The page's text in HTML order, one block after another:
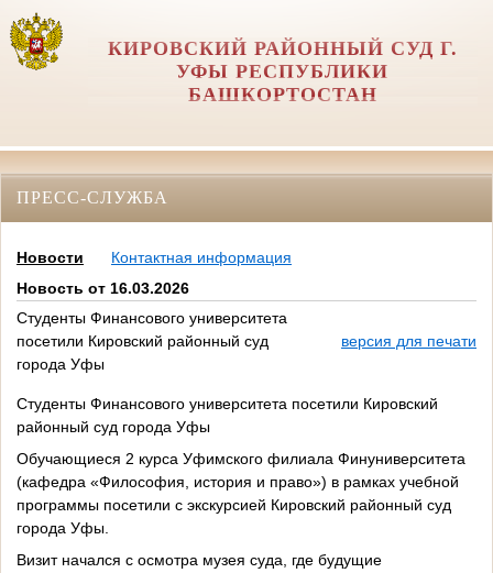
КИРОВСКИЙ РАЙОННЫЙ СУД Г.
УФЫ РЕСПУБЛИКИ
БАШКОРТОСТАН
ПРЕСС-СЛУЖБА
Новости
Контактная информация
Новость от 16.03.2026
Студенты Финансового университета
посетили Кировский районный суд
города Уфы
версия для печати
Студенты Финансового университета посетили Кировский
районный суд города Уфы
Обучающиеся 2 курса Уфимского филиала Финуниверситета
(кафедра «Философия, история и право») в рамках учебной
программы посетили с экскурсией Кировский районный суд
города Уфы.
Визит начался с осмотра музея суда, где будущие